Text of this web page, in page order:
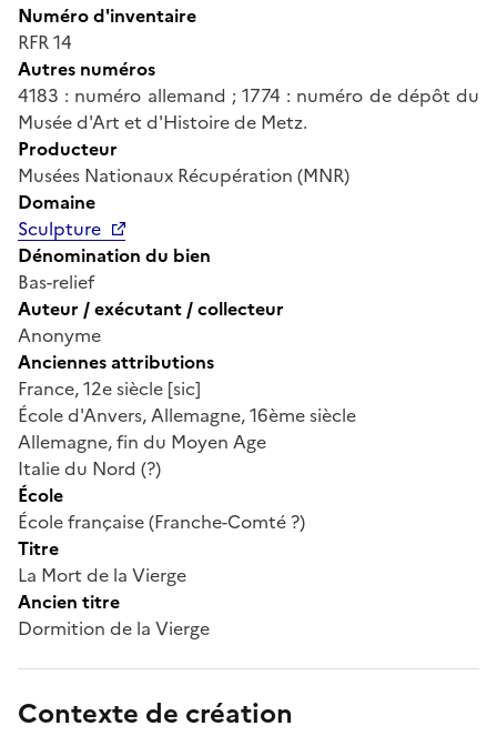
Numéro d'inventaire
RFR 14
Autres numéros
4183 : numéro allemand ; 1774 : numéro de dépôt du
Musée d'Art et d'Histoire de Metz.
Producteur
Musées Nationaux Récupération (MNR)
Domaine
Sculpture
Dénomination du bien
Bas-relief
Auteur / exécutant / collecteur
Anonyme
Anciennes attributions
France, 12e siècle [sic]
École d'Anvers, Allemagne, 16ème siècle
Allemagne, fin du Moyen Age
Italie du Nord (?)
École
École française (Franche-Comté ?)
Titre
La Mort de la Vierge
Ancien titre
Dormition de la Vierge
Contexte de création